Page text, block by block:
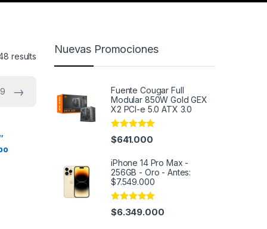
results
→
Nuevas Promociones
Fuente Cougar Full
Modular 850W Gold GEX
X2 PCI-e 5.0 ATX 3.0
Rated 5.00
out of 5
$641.000
iPhone 14 Pro Max -
256GB - Oro - Antes:
$7.549.000
Rated 4.86
out of 5
$6.349.000